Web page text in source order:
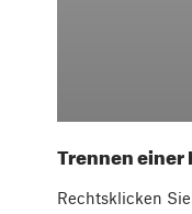
Trennen einer
Rechtsklicken